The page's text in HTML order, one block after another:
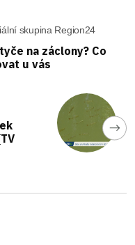
skupina Region24
na záclony? Co
u vás